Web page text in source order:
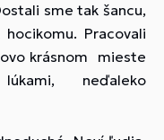
sme tak šancu,
Pracovali
krásnom mieste
neďaleko